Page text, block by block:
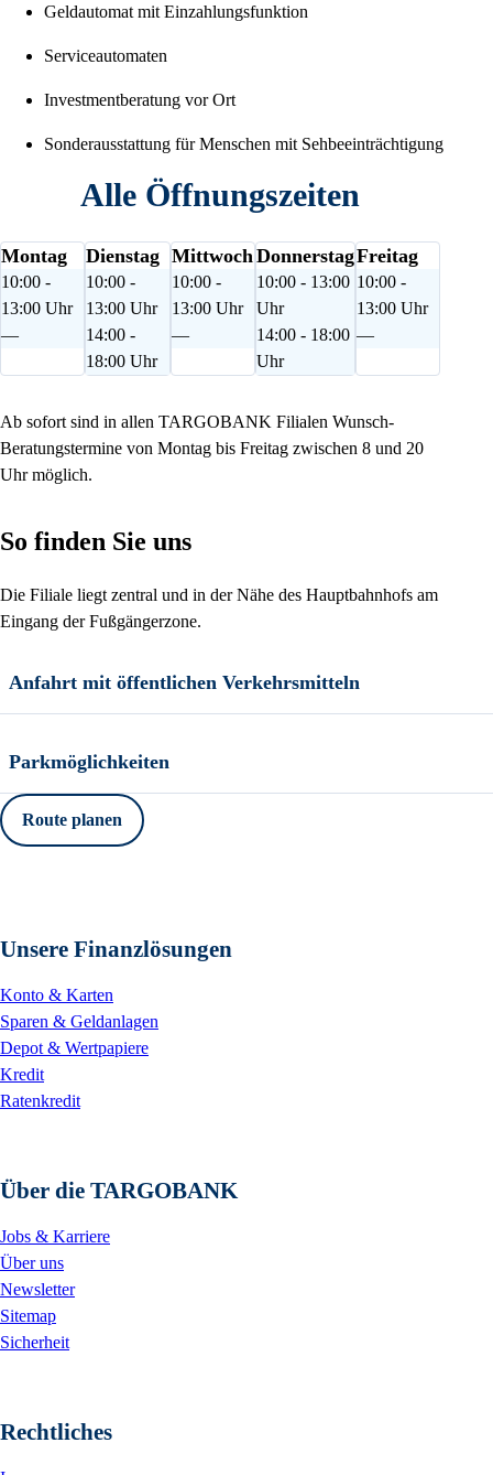
Geldautomat mit Einzahlungsfunktion
Serviceautomaten
Investmentberatung vor Ort
Sonderausstattung für Menschen mit Sehbeeinträchtigung
Alle Öffnungszeiten
Montag
10:00 -
13:00 Uhr
—
Dienstag
10:00 -
13:00 Uhr
14:00 -
18:00 Uhr
Mittwoch
10:00 -
13:00 Uhr
—
Donnerstag
10:00 - 13:00
Uhr
14:00 - 18:00
Uhr
Freitag
10:00 -
13:00 Uhr
—
Ab sofort sind in allen TARGOBANK Filialen Wunsch-
Beratungstermine von Montag bis Freitag zwischen 8 und 20
Uhr möglich.
So finden Sie uns
Die Filiale liegt zentral und in der Nähe des Hauptbahnhofs am
Eingang der Fußgängerzone.
Anfahrt mit öffentlichen Verkehrsmitteln
Parkmöglichkeiten
Route planen
Unsere Finanzlösungen
Konto & Karten
Sparen & Geldanlagen
Depot & Wertpapiere
Kredit
Ratenkredit
Über die TARGOBANK
Jobs & Karriere
Über uns
Newsletter
Sitemap
Sicherheit
Rechtliches